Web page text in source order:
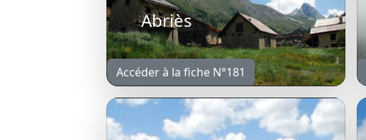
Abriès
Accéder à la fiche N°181